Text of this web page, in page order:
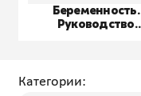
Беременность.
Руководство
Категории: